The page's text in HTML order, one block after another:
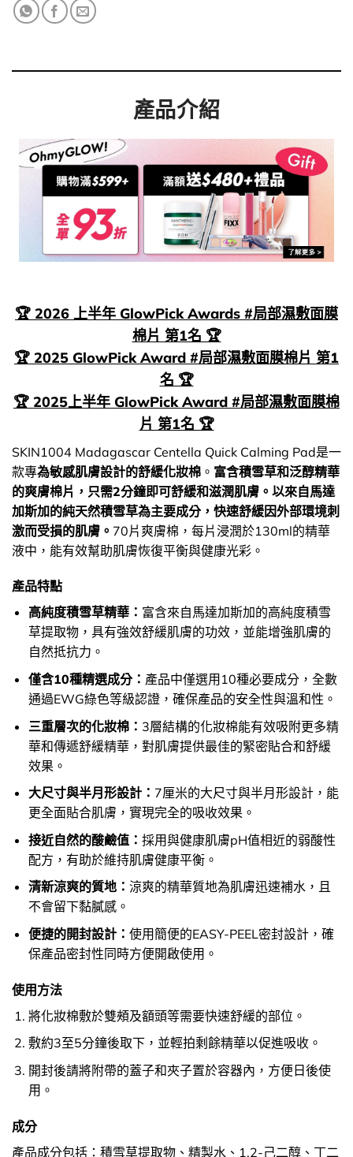
產品介紹
🏆 2026 上半年 GlowPick Awards #局部濕敷面膜
棉片 第1名 🏆
🏆 2025 GlowPick Award #局部濕敷面膜棉片 第1
名 🏆
🏆 2025上半年 GlowPick Award #局部濕敷面膜棉
片 第1名 🏆
SKIN1004 Madagascar Centella Quick Calming Pad是一
款專為敏感肌膚設計的舒緩化妝棉 。 富含積雪草和泛醇精華
的爽膚棉片，只需2分鐘即可舒緩和滋潤肌膚。以來自馬達
加斯加的純天然積雪草為主要成分，快速舒緩因外部環境刺
激而受損的肌膚。 70片爽膚棉，每片浸潤於130ml的精華
液中，能有效幫助肌膚恢復平衡與健康光彩。
產品特點
高純度積雪草精華： 富含來自馬達加斯加的高純度積雪
草提取物，具有強效舒緩肌膚的功效，並能增強肌膚的
自然抵抗力。
僅含10種精選成分： 產品中僅選用10種必要成分，全數
通過EWG綠色等級認證，確保產品的安全性與溫和性。
三重層次的化妝棉： 3層結構的化妝棉能有效吸附更多精
華和傳遞舒緩精華，對肌膚提供最佳的緊密貼合和舒緩
效果。
大尺寸與半月形設計： 7厘米的大尺寸與半月形設計，能
更全面貼合肌膚，實現完全的吸收效果。
接近自然的酸鹼值： 採用與健康肌膚pH值相近的弱酸性
配方，有助於維持肌膚健康平衡。
清新涼爽的質地： 涼爽的精華質地為肌膚迅速補水，且
不會留下黏膩感。
便捷的開封設計： 使用簡便的EASY-PEEL密封設計，確
保產品密封性同時方便開啟使用。
使用方法
將化妝棉敷於雙頰及額頭等需要快速舒緩的部位。
敷約3至5分鐘後取下，並輕拍剩餘精華以促進吸收。
開封後請將附帶的蓋子和夾子置於容器內，方便日後使
用。
成分
產品成分包括：積雪草提取物、精製水、1,2-己二醇、丁二